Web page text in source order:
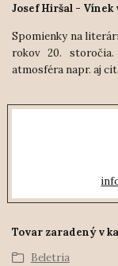
Josef Hiršal - Vínek
Spomienky na
rokov 20.
atmosféra napr. aj
Tovar zaradený v
Beletria